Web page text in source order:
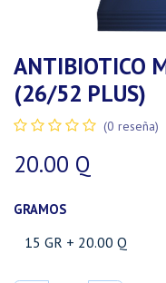
ANTIBIOTICO
(26/52 PLUS)
(0 reseña)
20.00 Q
GRAMOS